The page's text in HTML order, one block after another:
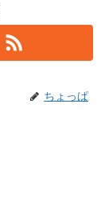
ちょっぱ